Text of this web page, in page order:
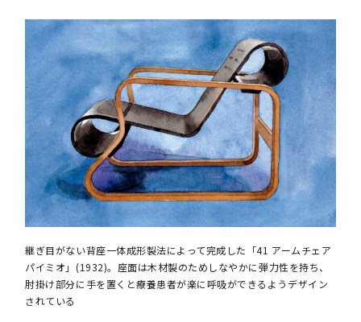
継ぎ目がない背座一体成形製法によって完成した「41 アームチェア
パイミオ」(1932)。座面は木材製のためしなやかに弾力性を持ち、
肘掛け部分に手を置くと療養患者が楽に呼吸ができるようデザイン
されている